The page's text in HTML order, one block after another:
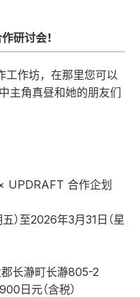
研讨会！
作坊，在那里您可以
主角真昼和她的朋友们
UPDRAFT 合作企划
）至2026年3月31日（星
长瀞町长瀞805-2
日元（含税）